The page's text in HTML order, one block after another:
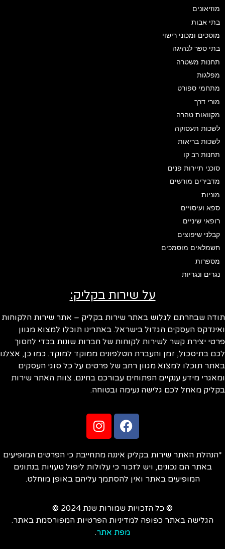
מוזיאונים
בתי אבות
מוסכים ומכוני רישוי
בתי ספר לנהיגה
תחנות משטרה
מפלגות
מתחמי ספורט
מורי דרך
מקוואות טהרה
לשכות תעסוקה
לשכות בריאות
תחנות רב קו
סוכני תיירות פנים
מדבירים מורשים
מוניות
ספא ועיסויים
רופאי שיניים
קבלני שיפוצים
חשמלאים מוסמכים
מספרות
נגרים ונגריות
על שירות בקליק:
שבחרתם לגלוש באתר שירות בקליק – אתר שירות הלקוחות
העסקים הגדול בישראל. באתרינו תוכלו למצוא מגוון
יצירת קשר לשירות לקוחות של חברות שונות בכדי לחסוך
בתיסכול, זמן והעברת הטלפונים ממוקד למוקד. כמו כן, אצלנו
תוכלו למצוא מגוון רחב של פרטים על כל סוגי העסקים
מידע ענקיים הפתוחים עבורכם בחינם. צוות האתר שירות
מאחל לכם גלישה נעימה ובטוחה.
האתר שירות בקליק איננה מתחייבת כי הפרטים המופיעים
באתר הם נכונים, ויש לזכור כי עלולות ליפול טעויות בנתונים
המופיעים באתר ואין להסתמך עליהם באופן מוחלט.
© כל הזכויות שמורות שנת 2024 ©
הגלישה באתר כפופה למדיניות הפרטיות המפורסמת באתר.
מפת אתר.